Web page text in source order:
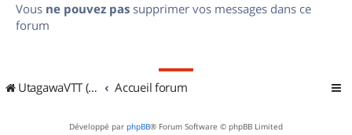
Vous ne pouvez pas supprimer vos messages dans ce
forum
UtagawaVTT (Randos VTT et VTTAE avec traces GPS) Accueil forum
Développé par phpBB® Forum Software © phpBB Limited